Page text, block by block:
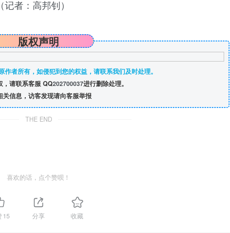
（记者：高邦钊 ）
版权声明
者所有，如侵犯到您的权益，请联系我们及时处理。
，请联系客服 QQ202700037进行删除处理。
信息，访客发现请向客服举报
THE END
喜欢的话，点个赞呗！
15 分享 收藏